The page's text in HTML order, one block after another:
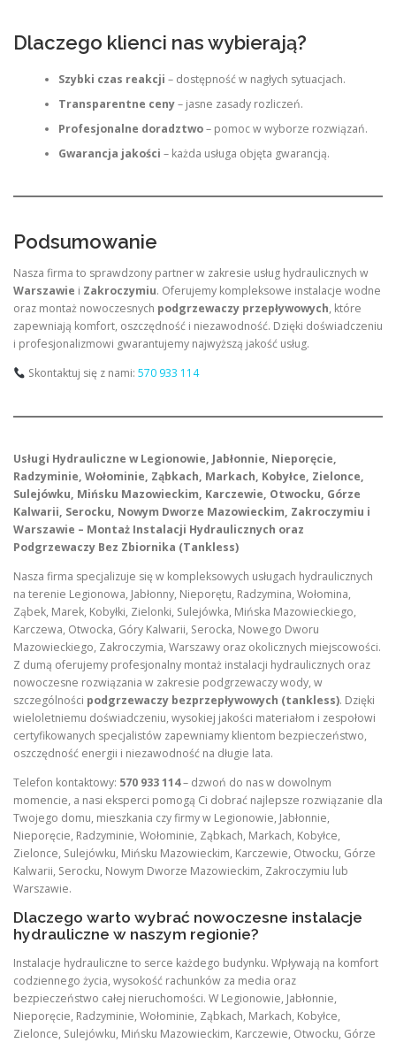
Dlaczego klienci nas wybierają?
Szybki czas reakcji – dostępność w nagłych sytuacjach.
Transparentne ceny– jasne zasady rozliczeń.
Profesjonalne doradztwo– pomoc w wyborze rozwiązań.
Gwarancja jakości – każda usługa objęta gwarancją.
Podsumowanie
Nasza firma to sprawdzony partner w zakresie usług hydraulicznych w
Warszawie i Zakroczymiu. Oferujemy kompleksowe instalacje wodne
oraz montaż nowoczesnych podgrzewaczy przepływowych, które
zapewniają komfort, oszczędność i niezawodność. Dzięki doświadczeniu
i profesjonalizmowi gwarantujemy najwyższą jakość usług.
Skontaktuj się z nami: 570 933 114
Usługi Hydrauliczne w Legionowie, Jabłonnie, Nieporęcie,
Radzyminie, Wołominie, Ząbkach, Markach, Kobyłce, Zielonce,
Sulejówku, Mińsku Mazowieckim, Karczewie, Otwocku, Górze
Kalwarii, Serocku, Nowym Dworze Mazowieckim, Zakroczymiu i
Warszawie – Montaż Instalacji Hydraulicznych oraz
Podgrzewaczy Bez Zbiornika (Tankless)
Nasza firma specjalizuje się w kompleksowych usługach hydraulicznych
na terenie Legionowa, Jabłonny, Nieporętu, Radzymina, Wołomina,
Ząbek, Marek, Kobyłki, Zielonki, Sulejówka, Mińska Mazowieckiego,
Karczewa, Otwocka, Góry Kalwarii, Serocka, Nowego Dworu
Mazowieckiego, Zakroczymia, Warszawy oraz okolicznych miejscowości.
Z dumą oferujemy profesjonalny montaż instalacji hydraulicznych oraz
nowoczesne rozwiązania w zakresie podgrzewaczy wody, w
szczególności podgrzewaczy bezprzepływowych (tankless). Dzięki
wieloletniemu doświadczeniu, wysokiej jakości materiałom i zespołowi
certyfikowanych specjalistów zapewniamy klientom bezpieczeństwo,
oszczędność energii i niezawodność na długie lata.
Telefon kontaktowy: 570 933 114– dzwoń do nas w dowolnym
momencie, a nasi eksperci pomogą Ci dobrać najlepsze rozwiązanie dla
Twojego domu, mieszkania czy firmy w Legionowie, Jabłonnie,
Nieporęcie, Radzyminie, Wołominie, Ząbkach, Markach, Kobyłce,
Zielonce, Sulejówku, Mińsku Mazowieckim, Karczewie, Otwocku, Górze
Kalwarii, Serocku, Nowym Dworze Mazowieckim, Zakroczymiu lub
Warszawie.
Dlaczego warto wybrać nowoczesne instalacje
hydrauliczne w naszym regionie?
Instalacje hydrauliczne to serce każdego budynku. Wpływają na komfort
codziennego życia, wysokość rachunków za media oraz
bezpieczeństwo całej nieruchomości. W Legionowie, Jabłonnie,
Nieporęcie, Radzyminie, Wołominie, Ząbkach, Markach, Kobyłce,
Zielonce, Sulejówku, Mińsku Mazowieckim, Karczewie, Otwocku, Górze